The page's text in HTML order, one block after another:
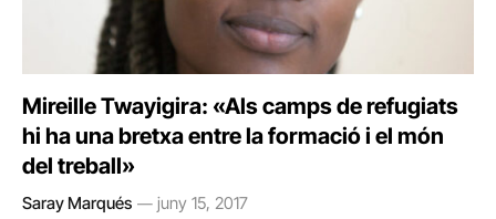
Mireille Twayigira: «Als camps de refugiats
hi ha una bretxa entre la formació i el món
del treball»
Saray Marqués juny 15, 2017